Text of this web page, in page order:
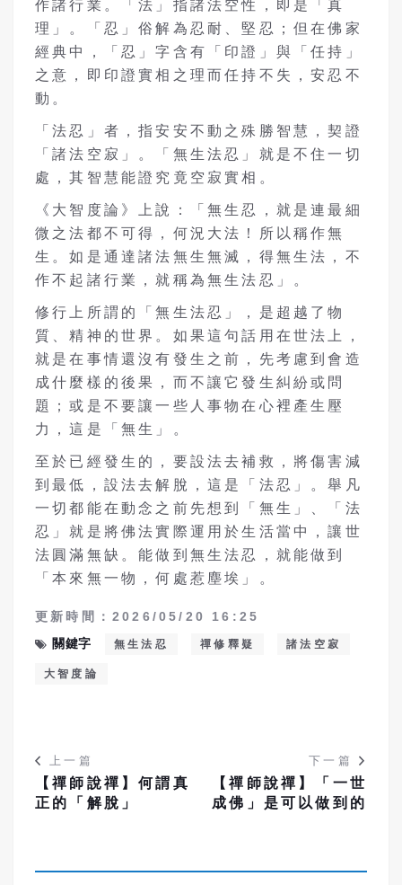
作諸行業。「法」指諸法空性，即是「真
理」。「忍」俗解為忍耐、堅忍；但在佛家
經典中，「忍」字含有「印證」與「任持」
之意，即印證實相之理而任持不失，安忍不
動。
「法忍」者，指安安不動之殊勝智慧，契證
「諸法空寂」。「無生法忍」就是不住一切
處，其智慧能證究竟空寂實相。
《大智度論》上說：「無生忍，就是連最細
微之法都不可得，何況大法！所以稱作無
生。如是通達諸法無生無滅，得無生法，不
作不起諸行業，就稱為無生法忍」。
修行上所謂的「無生法忍」，是超越了物
質、精神的世界。如果這句話用在世法上，
就是在事情還沒有發生之前，先考慮到會造
成什麼樣的後果，而不讓它發生糾紛或問
題；或是不要讓一些人事物在心裡產生壓
力，這是「無生」。
至於已經發生的，要設法去補救，將傷害減
到最低，設法去解脫，這是「法忍」。舉凡
一切都能在動念之前先想到「無生」、「法
忍」就是將佛法實際運用於生活當中，讓世
法圓滿無缺。能做到無生法忍，就能做到
「本來無一物，何處惹塵埃」。
更新時間：2026/05/20 16:25
關鍵字
無生法忍 禪修釋疑 諸法空寂
大智度論
上一篇
【禪師說禪】何謂真
正的「解脫」
下一篇
【禪師說禪】「一世
成佛」是可以做到的